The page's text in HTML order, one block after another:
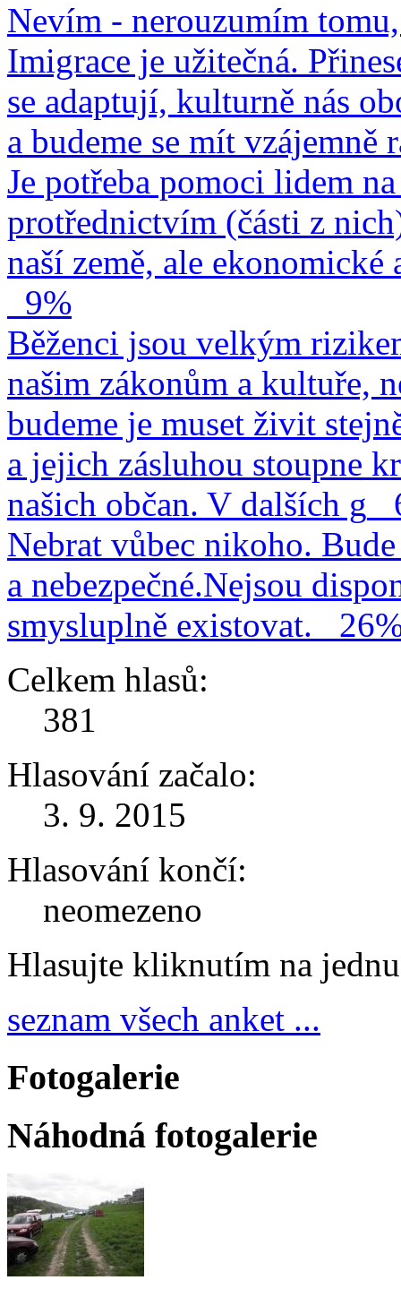
Nevím - nerouzumím
Imigrace je užitečná.
se adaptují, kulturně nás
a budeme se mít vzájemně
Je potřeba pomoci lidem
protřednictvím (části z
naší země, ale
9%
Běženci jsou velkým
našim zákonům a kultuře,
budeme je muset živit
a jejich zásluhou stoupne
našich občan. V dalších g
Nebrat vůbec nikoho.
a nebezpečné.Nejsou
smysluplně existovat.
Celkem hlasů:
381
Hlasování začalo:
3. 9. 2015
Hlasování končí:
neomezeno
Hlasujte kliknutím na
seznam všech anket ...
Fotogalerie
Náhodná fotogalerie